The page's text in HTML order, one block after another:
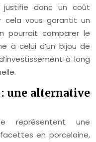
justifie donc un coût
cela vous garantit un
pourrait comparer le
à celui d’un bijou de
à long
une alternative
représentent une
en porcelaine,